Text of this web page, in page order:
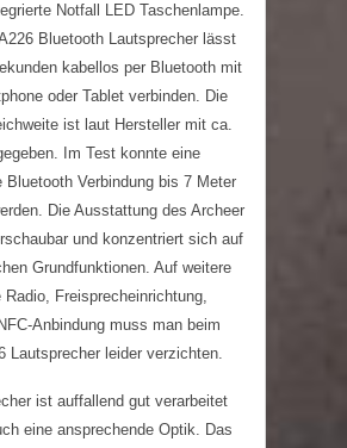
Notfall LED Taschenlampe.
Bluetooth Lautsprecher lässt
kabellos per Bluetooth mit
oder Tablet verbinden. Die
ist laut Hersteller mit ca.
Im Test konnte eine
Bluetooth Verbindung bis 7 Meter
Die Ausstattung des Archeer
und konzentriert sich auf
Grundfunktionen. Auf weitere
Radio, Freisprecheinrichtung,
Anbindung muss man beim
Lautsprecher leider verzichten.
ist auffallend gut verarbeitet
eine ansprechende Optik. Das